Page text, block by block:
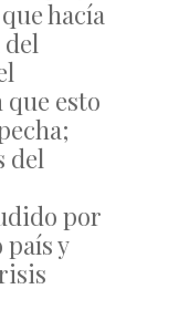
hacía
esto
del
por
y